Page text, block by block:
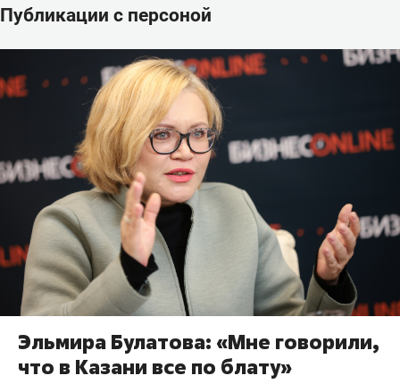
Публикации с персоной
Эльмира Булатова: «Мне говорили,
что в Казани все по блату»